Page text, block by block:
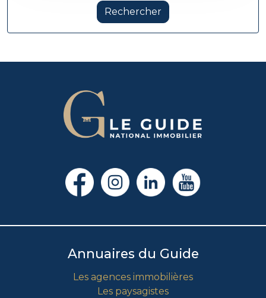
Rechercher
Annuaires du Guide
Les agences immobilières
Les paysagistes